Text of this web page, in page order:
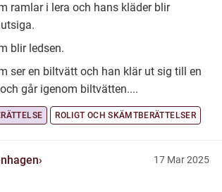
ramlar i lera och hans kläder blir
blir ledsen.
ser en biltvätt och han klär ut sig till en
går igenom biltvätten....
ROLIGT OCH SKÄMTBERÄTTELSER
17 Mar 2025